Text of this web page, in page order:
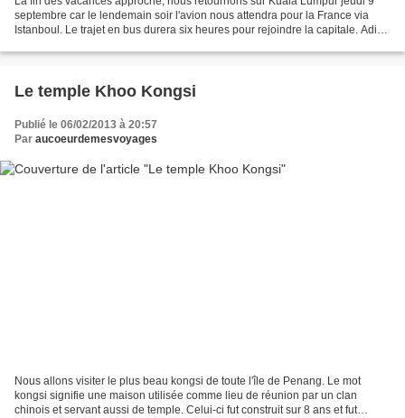
septembre car le lendemain soir l'avion nous attendra pour la France via
Istanboul. Le trajet en bus durera six heures pour rejoindre la capitale. Adieu
Le temple Khoo Kongsi
Publié le 06/02/2013 à 20:57
Par aucoeurdemesvoyages
Nous allons visiter le plus beau kongsi de toute l'île de Penang. Le mot
kongsi signifie une maison utilisée comme lieu de réunion par un clan
chinois et servant aussi de temple. Celui-ci fut construit sur 8 ans et fut